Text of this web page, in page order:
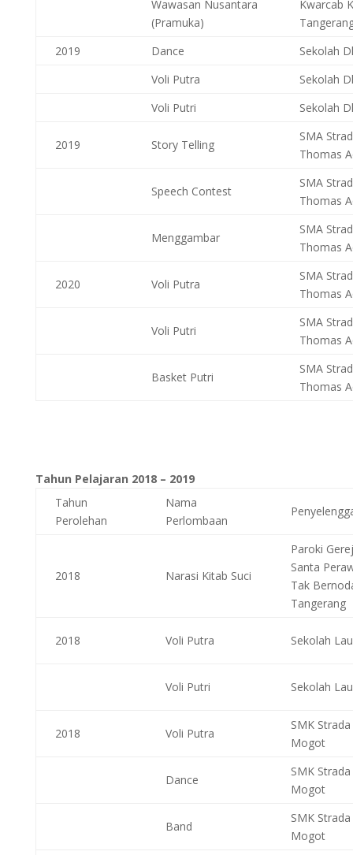
Wawasan Nusantara
(Pramuka)
Kwarcab
2019
Dance
Sekolah
Voli Putra
Sekolah
Voli Putri
Sekolah
2019 Story Telling
SMA
Thomas
Speech Contest
SMA
Thomas
Menggambar
SMA
Thomas
2020 Voli Putra
SMA
Thomas
Voli Putri
SMA
Thomas
Basket Putri
SMA
Thomas
Tahun Pelajaran 2018 – 2019
Tahun
Perolehan
Nama
Perlombaan
2018 Narasi Kitab Suci
Paroki
Santa
Tak
Tangerang
2018 Voli Putra Sekolah
Voli Putri Sekolah
2018 Voli Putra
SMK
Mogot
Dance
SMK
Mogot
Band
SMK
Mogot